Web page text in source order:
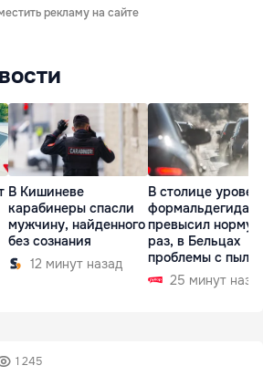
рекламу на сайте
В Кишиневе
карабинеры спасли
мужчину, найденного
без сознания
12 минут назад
В столице
формальдегида
превысил норму
раз, в Бельцах
проблемы с
25 минут
1 245